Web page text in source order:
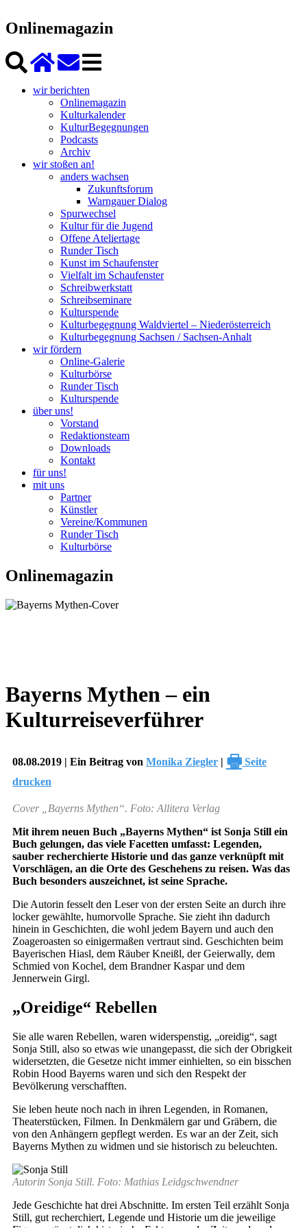
Onlinemagazin
wir berichten
Onlinemagazin
Kulturkalender
KulturBegegnungen
Podcasts
Archiv
wir stoßen an!
anders wachsen
Zukunftsforum
Warngauer Dialog
Spurwechsel
Kultur für die Jugend
Offene Ateliertage
Runder Tisch
Kunst im Schaufenster
Vielfalt im Schaufenster
Schreibwerkstatt
Schreibseminare
Kulturspende
Kulturbegegnung Waldviertel – Niederösterreich
Kulturbegegnung Sachsen / Sachsen-Anhalt
wir fördern
Online-Galerie
Kulturbörse
Runder Tisch
Kulturspende
über uns!
Vorstand
Redaktionsteam
Downloads
Kontakt
für uns!
mit uns
Partner
Künstler
Vereine/Kommunen
Runder Tisch
Kulturbörse
Onlinemagazin
Bayerns Mythen – ein
Kulturreiseverführer
08.08.2019 | Ein Beitrag von Monika Ziegler | 🖶 Seite
drucken
Cover „Bayerns Mythen“. Foto: Allitera Verlag
Mit ihrem neuen Buch „Bayerns Mythen“ ist Sonja Still ein
Buch gelungen, das viele Facetten umfasst: Legenden,
sauber recherchierte Historie und das ganze verknüpft mit
Vorschlägen, an die Orte des Geschehens zu reisen. Was das
Buch besonders auszeichnet, ist seine Sprache.
Die Autorin fesselt den Leser von der ersten Seite an durch ihre
locker gewählte, humorvolle Sprache. Sie zieht ihn dadurch
hinein in Geschichten, die wohl jedem Bayern und auch den
Zoageroasten so einigermaßen vertraut sind. Geschichten beim
Bayerischen Hiasl, dem Räuber Kneißl, der Geierwally, dem
Schmied von Kochel, dem Brandner Kaspar und dem
Jennerwein Girgl.
„Oreidige“ Rebellen
Sie alle waren Rebellen, waren widerspenstig, „oreidig“, sagt
Sonja Still, also so etwas wie unangepasst, die sich der Obrigkeit
widersetzten, die Gesetze nicht immer einhielten, so ein bisschen
Robin Hood Bayerns waren und sich den Respekt der
Bevölkerung verschafften.
Sie leben heute noch nach in ihren Legenden, in Romanen,
Theaterstücken, Filmen. In Denkmälern gar und Gräbern, die
von den Anhängern gepflegt werden. Es war an der Zeit, sich
Bayerns Mythen zu widmen und sie historisch zu beleuchten.
Autorin Sonja Still. Foto: Mathias Leidgschwendner
Jede Geschichte hat drei Abschnitte. Im ersten Teil erzählt Sonja
Still, gut recherchiert, Legende und Historie um die jeweilige